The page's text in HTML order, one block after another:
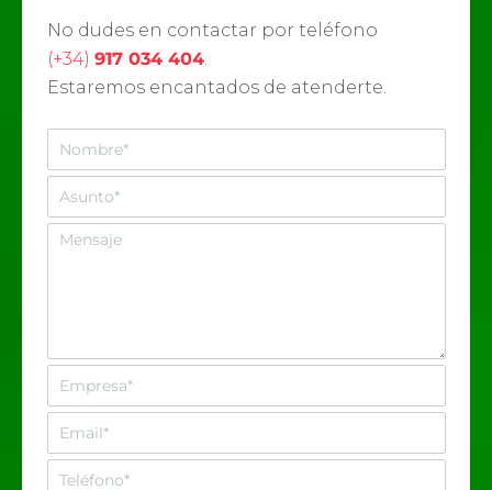
No dudes en contactar por teléfono
(+34) 917 034 404.
Estaremos encantados de atenderte.
m
r
uM
e
m
p
e
m
a